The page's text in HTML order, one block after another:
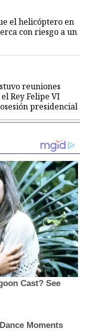
el helicóptero en
con riesgo a un
reuniones
Rey Felipe VI
presidencial